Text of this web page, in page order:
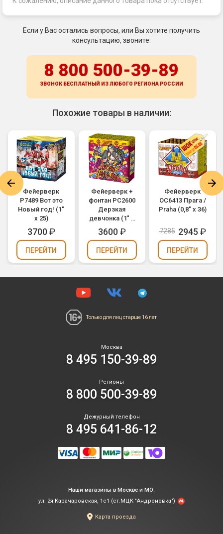
Если у Вас остались вопросы, или Вы хотите получить
консультацию, звоните:
8 800 500-39-89
ЗВОНОК БЕСПЛАТНЫЙ ИЗ ЛЮБОГО РЕГИОНА РОССИИ
Похожие товары в наличии:
Фейерверк
Р7489 Вот это
Новый год! (1"
х 25)
3700₽
ПЕРЕЙТИ
Фейерверк +
фонтан РС2600
Дерзкая
девчонка (1" х
10)
3600₽
ПЕРЕЙТИ
Фейерверк
ОС6413 Прага /
Praha (0,8" х 36)
7285 2945 ₽
ПЕРЕЙТИ
Только для лицстарше 16 лет
Москва
8 495 150-39-89
Регионы
8 800 500-39-89
Дежурный телефон
8 495 641-86-12
Наши магазины в Москве и МО:
ул. 2я Карачаровская, 1с1 (ст.МЦК "Андроновка")
Карта проезда